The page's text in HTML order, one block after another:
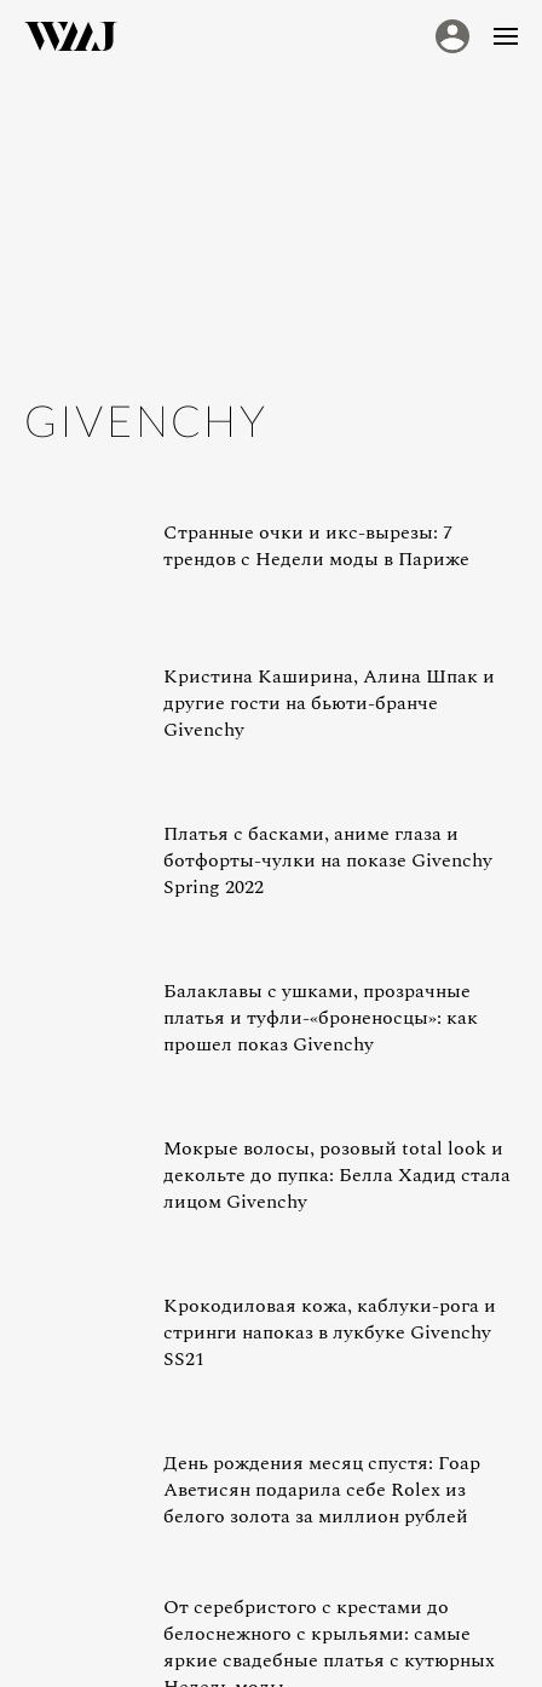
GIVENCHY
Странные очки и икс-вырезы: 7
трендов с Недели моды в Париже
Кристина Каширина, Алина Шпак и
другие гости на бьюти-бранче
Givenchy
Платья с басками, аниме глаза и
ботфорты-чулки на показе Givenchy
Spring 2022
Балаклавы с ушками, прозрачные
платья и туфли-«‎броненосцы»: как
прошел показ Givenchy
Мокрые волосы, розовый total look и
декольте до пупка: Белла Хадид стала
лицом Givenchy
Крокодиловая кожа, каблуки-рога и
стринги напоказ в лукбуке Givenchy
SS21
День рождения месяц спустя: Гоар
Аветисян подарила себе Rolex из
белого золота за миллион рублей
От серебристого с крестами до
белоснежного с крыльями: самые
яркие свадебные платья с кутюрных